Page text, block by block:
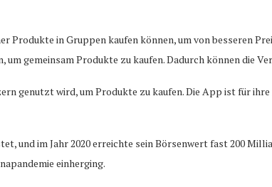
in Gruppen kaufen können, um von besseren
gemeinsam Produkte zu kaufen. Dadurch können die
genutzt wird, um Produkte zu kaufen. Die App ist für
und im Jahr 2020 erreichte sein Börsenwert fast 200
einherging.